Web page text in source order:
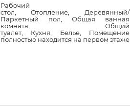
Рабочий
стол ,Отопление
Деревянный/
Паркетный пол
Общая ванная
комната
Общий
туалет, Кухня Белье, Помещение
полностью находится на первом этаже